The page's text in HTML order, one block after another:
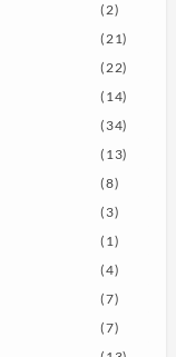
(2)
(21)
(22)
(14)
(34)
(13)
(8)
(3)
(1)
(4)
(7)
(7)